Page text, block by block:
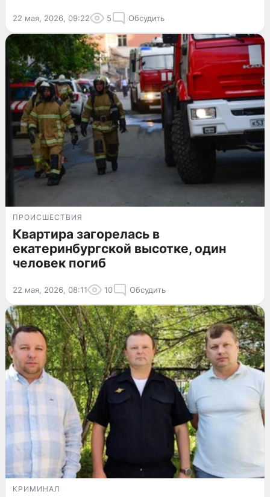
22 мая, 2026, 09:22 5 Обсудить
ПРОИСШЕСТВИЯ
Квартира загорелась в
екатеринбургской высотке, один
человек погиб
22 мая, 2026, 08:11 10 Обсудить
КРИМИНАЛ